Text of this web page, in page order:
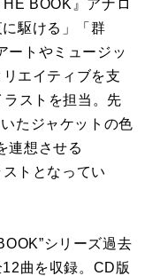
BOOK』アナロ
駆ける」「群
ートやミュージッ
エイティブを支
ラストを担当。先
たジャケットの色
連想させる
トとなってい
シリーズ過去
曲を収録。CD版